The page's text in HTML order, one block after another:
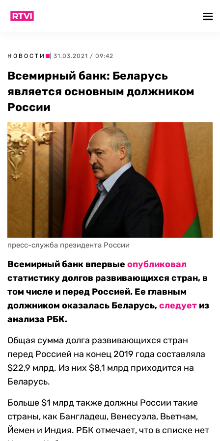
НОВОСТИ | 31.03.2021 / 09:42
Всемирный банк: Беларусь
является основным должником
России
пресс-служба президента России
Всемирный банк впервые опубликовал
статистику долгов развивающихся стран, в
том числе и перед Россией. Ее главным
должником оказалась Беларусь,следует из
анализа РБК.
Общая сумма долга развивающихся стран
перед Россией на конец 2019 года составляла
$22,9 млрд. Из них $8,1 млрд приходится на
Беларусь.
Больше $1 млрд также должны России такие
страны, как Бангладеш, Венесуэла, Вьетнам,
Йемен и Индия. РБК отмечает, что в списке нет